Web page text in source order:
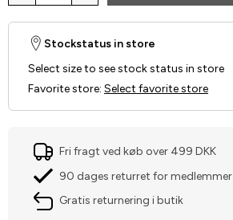
Stockstatus in store
Select size to see stock status in store
Favorite store: Select favorite store
Fri fragt ved køb over 499 DKK
90 dages returret for medlemmer
Gratis returnering i butik